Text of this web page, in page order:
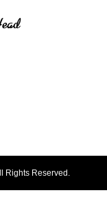
Rights Reserved.